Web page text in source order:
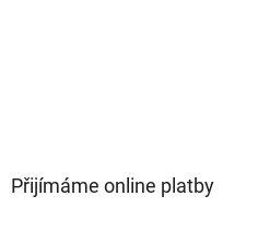
Přijímáme online platby